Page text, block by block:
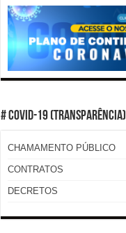
# COVID-19 (TRANSPARÊNCIA)
CHAMAMENTO PÚBLICO
CONTRATOS
DECRETOS